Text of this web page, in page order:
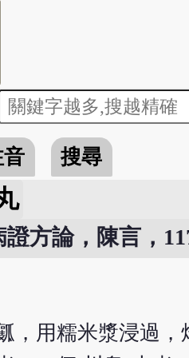
搜尋
方論，陳言，
，用糯米漿浸過